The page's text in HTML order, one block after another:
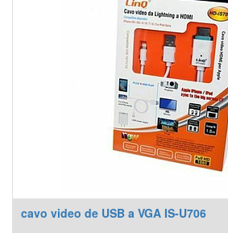
cavo video de USB a VGA IS-U706